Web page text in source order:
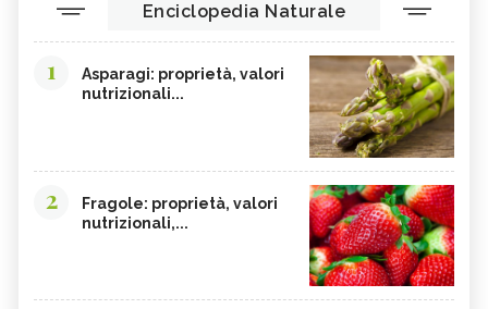
Enciclopedia Naturale
1
Asparagi: proprietà, valori
nutrizionali...
2
Fragole: proprietà, valori
nutrizionali,...